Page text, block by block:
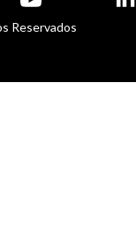
Reservados